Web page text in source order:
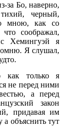
Бо, наверно,
черный,
мною, как со
соображал,
Хемингуэй я
Я слушал,
как только я
не перед ними
а перед
закон
придавая им
объяснить тут